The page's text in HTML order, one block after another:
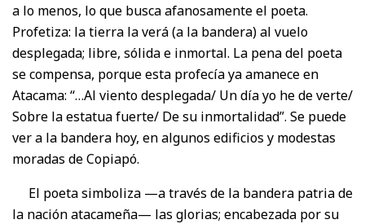
a lo menos, lo que busca afanosamente el poeta.
Profetiza: la tierra la verá (a la bandera) al vuelo
desplegada; libre, sólida e inmortal. La pena del poeta
se compensa, porque esta profecía ya amanece en
Atacama: “…Al viento desplegada/ Un día yo he de verte/
Sobre la estatua fuerte/ De su inmortalidad”. Se puede
ver a la bandera hoy, en algunos edificios y modestas
moradas de Copiapó.
El poeta simboliza —a través de la bandera patria de
la nación atacameña— las glorias; encabezada por su